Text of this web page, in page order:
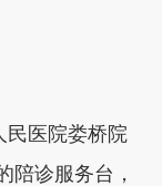
民医院娄桥院
陪诊服务台，